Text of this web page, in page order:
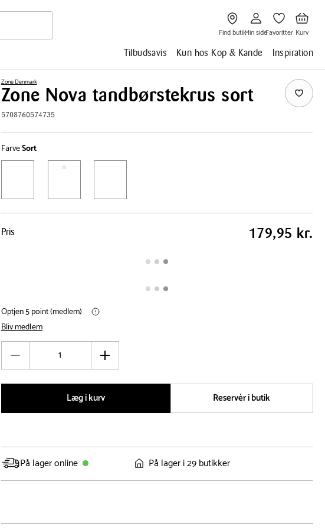
Gå
til
Find
butik
Find butik
til
Min
side
Min side
til
Favoritter
Favoritter
til
Kurv
Kurv
Tilbudsavis Kun hos Kop & Kande Inspiration
Zone Denmark
Zone Nova tandbørstekrus sort
5708760574735
FarveSort
Pris
Pris 179,95 kr.
Optjen 5 point (medlem)
Bliv medlem
Øg
Læg i kurv
Reservér i butik
På lager online På lager i 29 butikker